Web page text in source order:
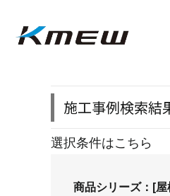
施工事例検索結
選択条件はこちら
商品シリーズ：[